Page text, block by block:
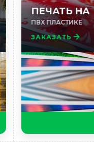
ПЕЧАТЬ НА
ПВХ ПЛАСТИКЕ
ЗАКАЗАТЬ